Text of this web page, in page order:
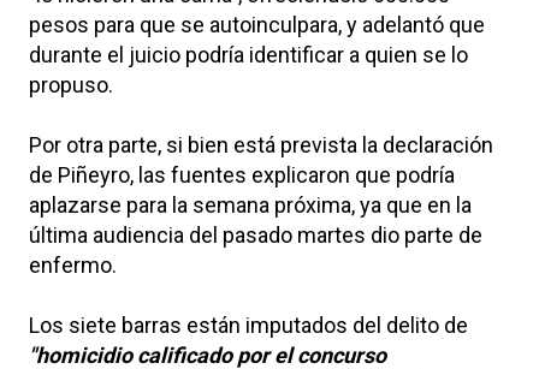
pesos para que se autoinculpara, y adelantó que
durante el juicio podría identificar a quien se lo
propuso.
Por otra parte, si bien está prevista la declaración
de Piñeyro, las fuentes explicaron que podría
aplazarse para la semana próxima, ya que en la
última audiencia del pasado martes dio parte de
enfermo.
Los siete barras están imputados del delito de
"homicidio calificado por el concurso